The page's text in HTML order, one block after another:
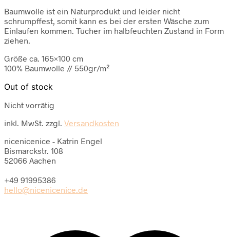
Baumwolle ist ein Naturprodukt und leider nicht
schrumpffest, somit kann es bei der ersten Wäsche zum
Einlaufen kommen. Tücher im halbfeuchten Zustand in Form
ziehen.
Größe ca. 165×100 cm
100% Baumwolle // 550gr/m²
Out of stock
Nicht vorrätig
inkl. MwSt. zzgl. Versandkosten
nicenicenice - Katrin Engel
Bismarckstr. 108
52066 Aachen
+49 91995386
hello@nicenicenice.de